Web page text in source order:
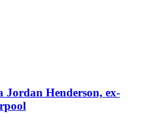
Jordan Henderson, ex-